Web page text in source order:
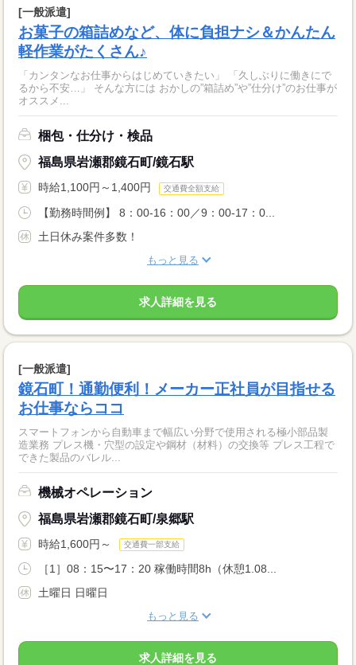
[一般派遣]
お菓子の箱詰めなど、体に負担ナシ＆かんたん
軽作業がたくさん♪
「カンタンなお仕事からはじめていきたい」 「久しぶりに働きにで
るから不安…」 そんな方には おかしの”箱詰め”や”仕分け”のお仕事が
オススメ...
梱包・仕分け・検品
福島県岩瀬郡鏡石町/鏡石駅
時給1,100円～1,400円 交通費全額支給
【勤務時間例】 8：00-16：00／9：00-17：0...
土日休み案件多数！
もっと見る
求人詳細を見る
[一般派遣]
鏡石町！通勤便利！メーカー正社員が目指せる
お仕事ならココ
スマートフォンから自動車まで幅広い分野で使用される極小部品製
造業務 プレス機・穴型の設定や鋼材（材料）の交換等 プレス工程で
できた製品のバレル...
機械オペレーション
福島県岩瀬郡鏡石町/泉郷駅
時給1,600円～ 交通費一部支給
［1］08：15〜17：20 稼働時間8h（休憩1.08...
土曜日 日曜日
もっと見る
求人詳細を見る